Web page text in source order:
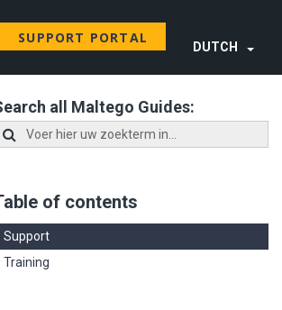
SUPPORT PORTAL
DUTCH
all Maltego Guides:
of contents
Support
Training